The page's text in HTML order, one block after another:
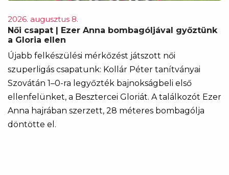
2026. augusztus 8.
Női csapat | Ezer Anna bombagóljával győztünk
a Gloria ellen
Újabb felkészülési mérkőzést játszott női
szuperligás csapatunk: Kollár Péter tanítványai
Szovátán 1–0-ra legyőzték bajnokságbeli első
ellenfelünket, a Besztercei Gloriát. A találkozót Ezer
Anna hajrában szerzett, 28 méteres bombagólja
döntötte el.